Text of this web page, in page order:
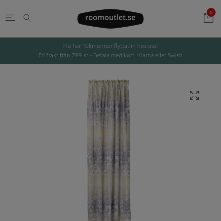
0
Nu har Tokmormor flyttat in hos oss!
Fri frakt från 799 kr - Betala med kort, Klarna eller Swish